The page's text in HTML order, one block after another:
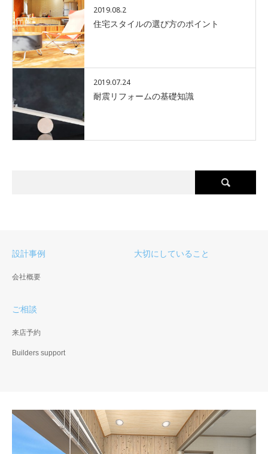
2019.08.2
住宅スタイルの選び方のポイント
2019.07.24
耐震リフォームの基礎知識
設計事例
会社概要
大切にしていること
ご相談
来店予約
Builders support